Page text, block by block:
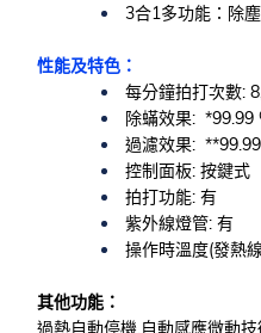
3合1多功能：除
性能及特色：
每分鐘拍打次數:
除蟎效果: *99.99
過濾效果:
控制面板: 按鍵式
拍打功能: 有
紫外線燈管: 有
操作時溫度(發熱
其他功能：
過熱自動停機,自動感應微動